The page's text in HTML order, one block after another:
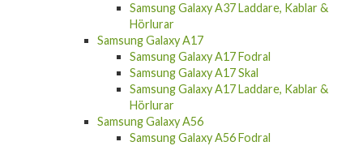
Samsung Galaxy A37 Laddare, Kablar &
Hörlurar
Samsung Galaxy A17
Samsung Galaxy A17 Fodral
Samsung Galaxy A17 Skal
Samsung Galaxy A17 Laddare, Kablar &
Hörlurar
Samsung Galaxy A56
Samsung Galaxy A56 Fodral